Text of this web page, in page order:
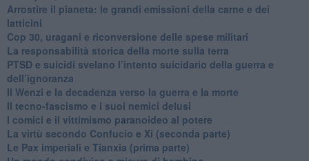
Arrostire il pianeta: le grandi emissioni della carne e dei
latticini
​Cop 30, uragani e riconversione delle spese militari
La responsabilità storica della morte sulla terra
PTSD e suicidi svelano l’intento suicidario della guerra e
dell’ignoranza
Il Wenzi e la decadenza verso la guerra e la morte
​Il tecno-fascismo e i suoi nemici delusi
​I comici e il vittimismo paranoideo al potere
​La virtù secondo Confucio e Xi (seconda parte)
Le Pax imperiali e Tianxia (prima parte)